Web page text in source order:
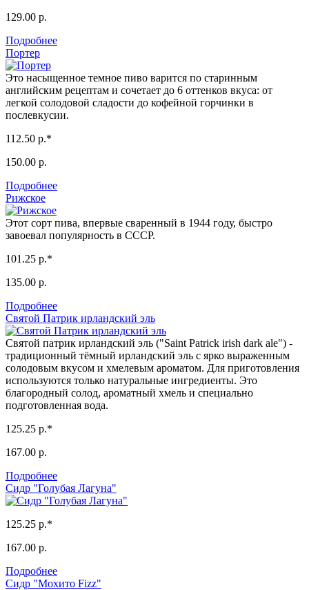
129.00 р.
Подробнее
Портер
Это насыщенное темное пиво варится по старинным
английским рецептам и сочетает до 6 оттенков вкуса: от
легкой солодовой сладости до кофейной горчинки в
послевкусии.
112.50 р.*
150.00 р.
Подробнее
Рижское
Этот сорт пива, впервые сваренный в 1944 году, быстро
завоевал популярность в СССР.
101.25 р.*
135.00 р.
Подробнее
Святой Патрик ирландский эль
Святой патрик ирландский эль ("Saint Patrick irish dark ale") -
традиционный тёмный ирландский эль с ярко выраженным
солодовым вкусом и хмелевым ароматом. Для приготовления
используются только натуральные ингредиенты. Это
благородный солод, ароматный хмель и специально
подготовленная вода.
125.25 р.*
167.00 р.
Подробнее
Сидр "Голубая Лагуна"
125.25 р.*
167.00 р.
Подробнее
Сидр "Мохито Fizz"